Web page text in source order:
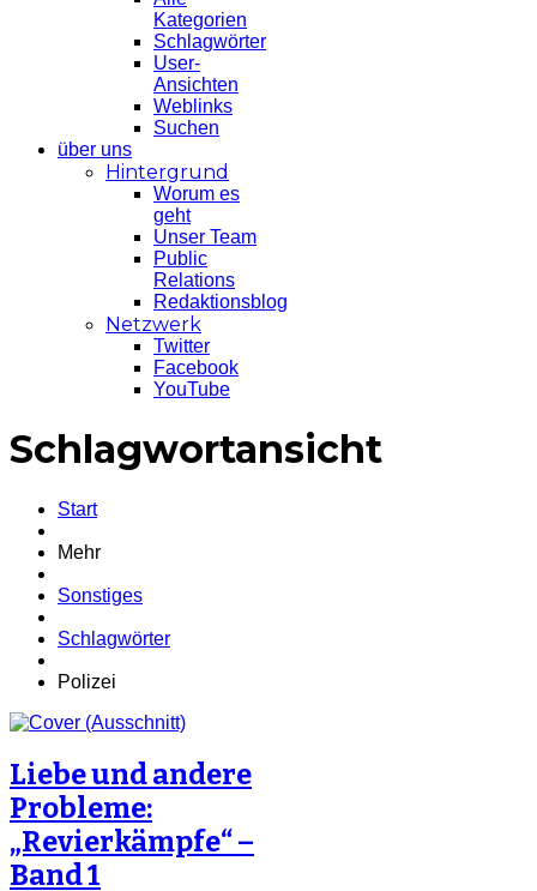
Kategorien
Schlagwörter
User-
Ansichten
Weblinks
Suchen
über uns
Hintergrund
Worum es
geht
Unser Team
Public
Relations
Redaktionsblog
Netzwerk
Twitter
Facebook
YouTube
Schlagwortansicht
Start
Mehr
Sonstiges
Schlagwörter
Polizei
Liebe und andere
Probleme:
„Revierkämpfe“ –
Band 1